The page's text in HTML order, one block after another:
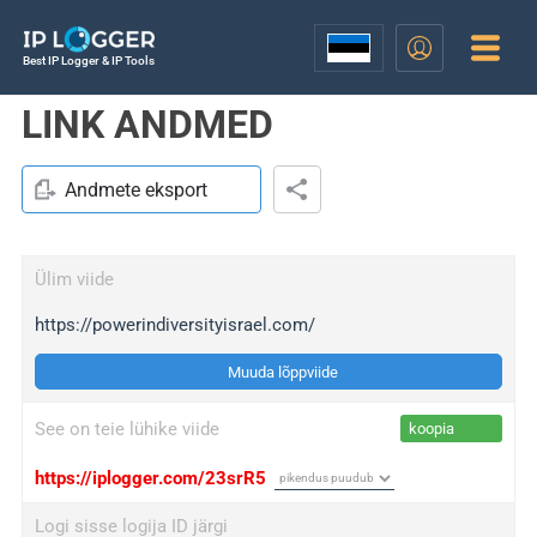
Best IP Logger & IP Tools
LINK ANDMED
Andmete eksport
Ülim viide
https://powerindiversityisrael.com/
Muuda lõppviide
See on teie lühike viide koopia
https://iplogger.com/23srR5
Logi sisse logija ID järgi